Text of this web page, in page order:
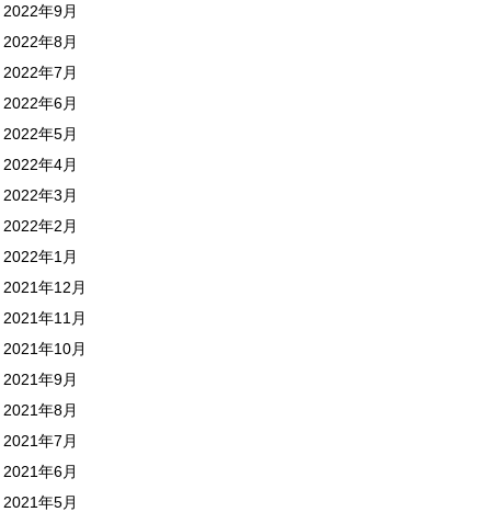
2022年9月
2022年8月
2022年7月
2022年6月
2022年5月
2022年4月
2022年3月
2022年2月
2022年1月
2021年12月
2021年11月
2021年10月
2021年9月
2021年8月
2021年7月
2021年6月
2021年5月